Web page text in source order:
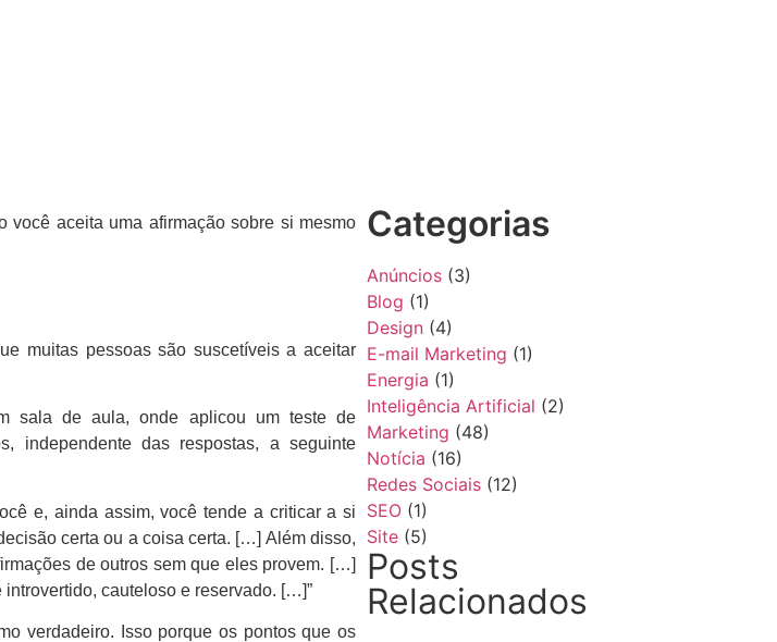
aceita uma afirmação sobre si mesmo
muitas pessoas são suscetíveis a aceitar
sala de aula, onde aplicou um teste de
independente das respostas, a seguinte
e, ainda assim, você tende a criticar a si
certa ou a coisa certa. […] Além disso,
de outros sem que eles provem. […]
cauteloso e reservado. […]”
verdadeiro. Isso porque os pontos que os
Categorias
Anúncios (3)
Blog (1)
Design (4)
E-mail Marketing (1)
Energia (1)
Inteligência Artificial (2)
Marketing (48)
Notícia (16)
Redes Sociais (12)
SEO (1)
Site (5)
Posts
Relacionados